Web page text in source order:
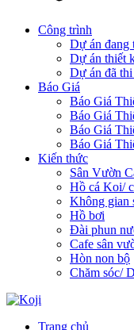
Công trình
Dự án đang
Dự án thiết
Dự án đã
Báo Giá
Báo Giá
Báo Giá
Báo Giá
Báo Giá
Kiến thức
Sân Vườn
Hồ cá Koi/
Không gian
Hồ bơi
Đài phun
Cafe sân
Hòn non bộ
Chăm sóc/
Trang chủ